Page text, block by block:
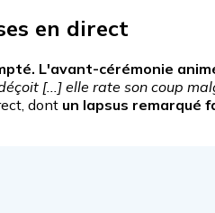
en direct
L'avant-cérémonie
[...] elle rate son coup
dont un lapsus remarqué